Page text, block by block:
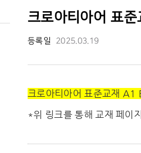
크로아티아어 표
등록일 2025.03.19
크로아티아어 표준교재 A1
*위 링크를 통해 교재 페이